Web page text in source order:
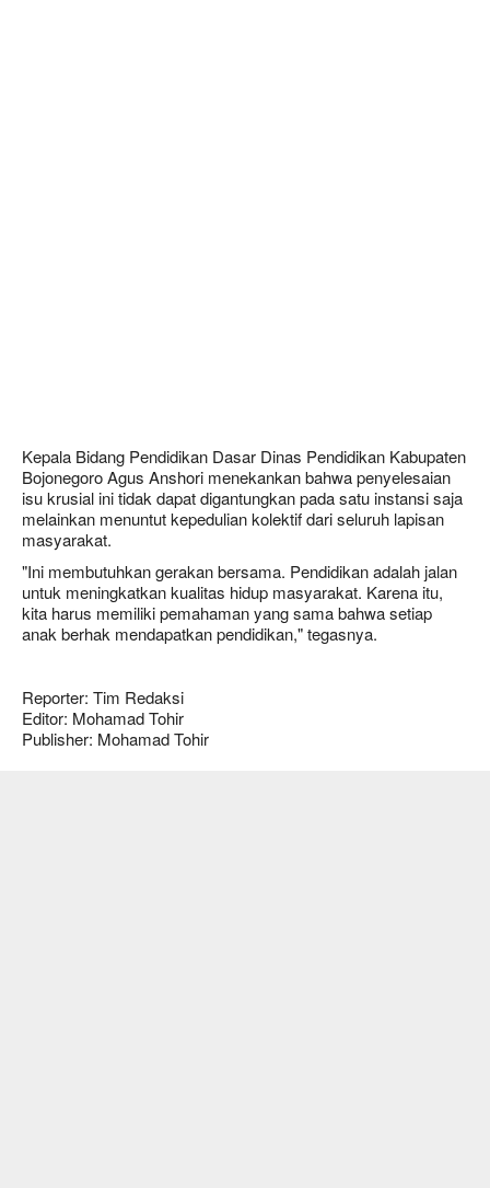
Kepala Bidang Pendidikan Dasar Dinas Pendidikan Kabupaten
Bojonegoro Agus Anshori menekankan bahwa penyelesaian
isu krusial ini tidak dapat digantungkan pada satu instansi saja
melainkan menuntut kepedulian kolektif dari seluruh lapisan
masyarakat.
"Ini membutuhkan gerakan bersama. Pendidikan adalah jalan
untuk meningkatkan kualitas hidup masyarakat. Karena itu,
kita harus memiliki pemahaman yang sama bahwa setiap
anak berhak mendapatkan pendidikan," tegasnya.
Reporter: Tim Redaksi
Editor: Mohamad Tohir
Publisher: Mohamad Tohir